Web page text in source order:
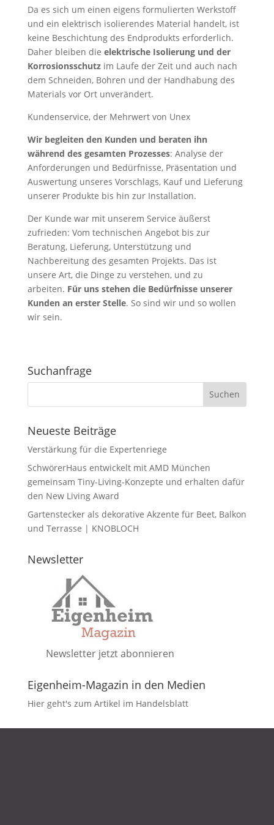
Da es sich um einen eigens formulierten Werkstoff
und ein elektrisch isolierendes Material handelt, ist
keine Beschichtung des Endprodukts erforderlich.
Daher bleiben die elektrische Isolierung und der
Korrosionsschutzim Laufe der Zeit und auch nach
dem Schneiden, Bohren und der Handhabung des
Materials vor Ort unverändert.
Kundenservice, der Mehrwert von Unex
Wir begleiten den Kunden und beraten ihn
während des gesamten Prozesses: Analyse der
Anforderungen und Bedürfnisse, Präsentation und
Auswertung unseres Vorschlags, Kauf und Lieferung
unserer Produkte bis hin zur Installation.
Der Kunde war mit unserem Service äußerst
zufrieden: Vom technischen Angebot bis zur
Beratung, Lieferung, Unterstützung und
Nachbereitung des gesamten Projekts. Das ist
unsere Art, die Dinge zu verstehen, und zu
arbeiten. Für uns stehen die Bedürfnisse unserer
Kunden an erster Stelle. So sind wir und so wollen
wir sein.
Suchanfrage
Neueste Beiträge
Verstärkung für die Expertenriege
SchwörerHaus entwickelt mit AMD München
gemeinsam Tiny-Living-Konzepte und erhalten dafür
den New Living Award
Gartenstecker als dekorative Akzente für Beet, Balkon
und Terrasse | KNOBLOCH
Newsletter
Newsletter jetzt abonnieren
Eigenheim-Magazin in den Medien
Hier geht's zum Artikel im Handelsblatt
DATENSCHUTZ